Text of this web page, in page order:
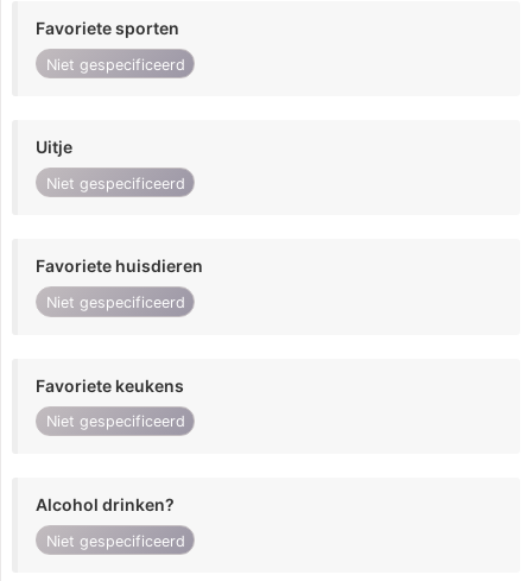
Favoriete sporten
Niet gespecificeerd
Uitje
Niet gespecificeerd
Favoriete huisdieren
Niet gespecificeerd
Favoriete keukens
Niet gespecificeerd
Alcohol drinken?
Niet gespecificeerd